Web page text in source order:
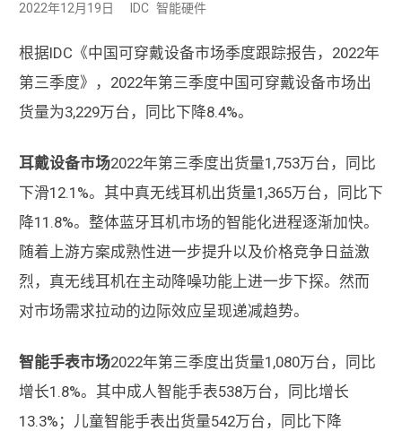
2022年12月19日 IDC 智能硬件
根据IDC《中国可穿戴设备市场季度跟踪报告，2022年
第三季度》，2022年第三季度中国可穿戴设备市场出
货量为3,229万台，同比下降8.4%。
耳戴设备市场2022年第三季度出货量1,753万台，同比
下滑12.1%。其中真无线耳机出货量1,365万台，同比下
降11.8%。整体蓝牙耳机市场的智能化进程逐渐加快。
随着上游方案成熟性进一步提升以及价格竞争日益激
烈，真无线耳机在主动降噪功能上进一步下探。然而
对市场需求拉动的边际效应呈现递减趋势。
智能手表市场2022年第三季度出货量1,080万台，同比
增长1.8%。其中成人智能手表538万台，同比增长
13.3%；儿童智能手表出货量542万台，同比下降